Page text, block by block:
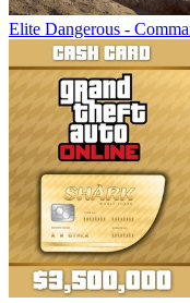
Elite Dangerous -